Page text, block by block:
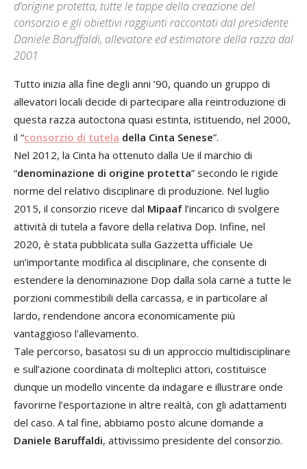
d’origine protetta, tutte le tappe della creazione del
consorzio e gli obiettivi raggiunti raccontati dal presidente
Daniele Baruffaldi, allevatore ed estimatore della razza dal
2001
Tutto inizia alla fine degli anni ’90, quando un gruppo di
allevatori locali decide di partecipare alla reintroduzione di
questa razza autoctona quasi estinta, istituendo, nel 2000,
il “consorzio di tutela della Cinta Senese”.
Nel 2012, la Cinta ha ottenuto dalla Ue il marchio di
“denominazione di origine protetta” secondo le rigide
norme del relativo disciplinare di produzione. Nel luglio
2015, il consorzio riceve dal Mipaaf l’incarico di svolgere
attività di tutela a favore della relativa Dop. Infine, nel
2020, è stata pubblicata sulla Gazzetta ufficiale Ue
un’importante modifica al disciplinare, che consente di
estendere la denominazione Dop dalla sola carne a tutte le
porzioni commestibili della carcassa, e in particolare al
lardo, rendendone ancora economicamente più
vantaggioso l’allevamento.
Tale percorso, basatosi su di un approccio multidisciplinare
e sull’azione coordinata di molteplici attori, costituisce
dunque un modello vincente da indagare e illustrare onde
favorirne l’esportazione in altre realtà, con gli adattamenti
del caso. A tal fine, abbiamo posto alcune domande a
Daniele Baruffaldi, attivissimo presidente del consorzio.